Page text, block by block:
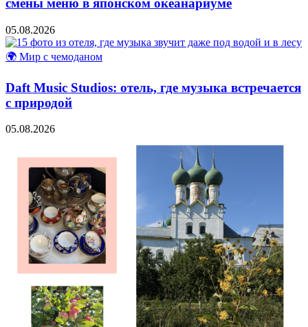
смены меню в японском океанариуме
05.08.2026
🌍 Мир с чемоданом
Daft Music Studios: отель, где музыка встречается
с природой
05.08.2026